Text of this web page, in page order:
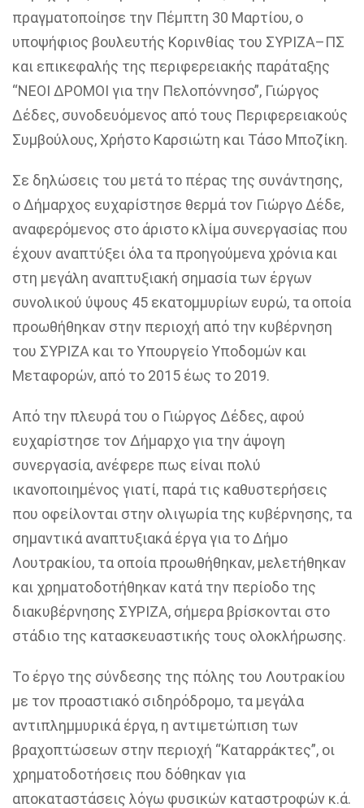
πραγματοποίησε την Πέμπτη 30 Μαρτίου, ο
υποψήφιος βουλευτής Κορινθίας του ΣΥΡΙΖΑ–ΠΣ
και επικεφαλής της περιφερειακής παράταξης
“ΝΕΟΙ ΔΡΟΜΟΙ για την Πελοπόννησο”, Γιώργος
Δέδες, συνοδευόμενος από τους Περιφερειακούς
Συμβούλους, Χρήστο Καρσιώτη και Τάσο Μποζίκη.
Σε δηλώσεις του μετά το πέρας της συνάντησης,
ο Δήμαρχος ευχαρίστησε θερμά τον Γιώργο Δέδε,
αναφερόμενος στο άριστο κλίμα συνεργασίας που
έχουν αναπτύξει όλα τα προηγούμενα χρόνια και
στη μεγάλη αναπτυξιακή σημασία των έργων
συνολικού ύψους 45 εκατομμυρίων ευρώ, τα οποία
προωθήθηκαν στην περιοχή από την κυβέρνηση
του ΣΥΡΙΖΑ και το Υπουργείο Υποδομών και
Μεταφορών, από το 2015 έως το 2019.
Από την πλευρά του ο Γιώργος Δέδες, αφού
ευχαρίστησε τον Δήμαρχο για την άψογη
συνεργασία, ανέφερε πως είναι πολύ
ικανοποιημένος γιατί, παρά τις καθυστερήσεις
που οφείλονται στην ολιγωρία της κυβέρνησης, τα
σημαντικά αναπτυξιακά έργα για το Δήμο
Λουτρακίου, τα οποία προωθήθηκαν, μελετήθηκαν
και χρηματοδοτήθηκαν κατά την περίοδο της
διακυβέρνησης ΣΥΡΙΖΑ, σήμερα βρίσκονται στο
στάδιο της κατασκευαστικής τους ολοκλήρωσης.
Το έργο της σύνδεσης της πόλης του Λουτρακίου
με τον προαστιακό σιδηρόδρομο, τα μεγάλα
αντιπλημμυρικά έργα, η αντιμετώπιση των
βραχοπτώσεων στην περιοχή “Καταρράκτες”, οι
χρηματοδοτήσεις που δόθηκαν για
αποκαταστάσεις λόγω φυσικών καταστροφών κ.ά.